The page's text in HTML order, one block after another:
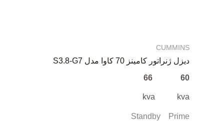
CUMMINS
دیزل ژنراتور کامینز 70 کاوا مدل S3.8-G7
60 66
kva kva
Standby Prime